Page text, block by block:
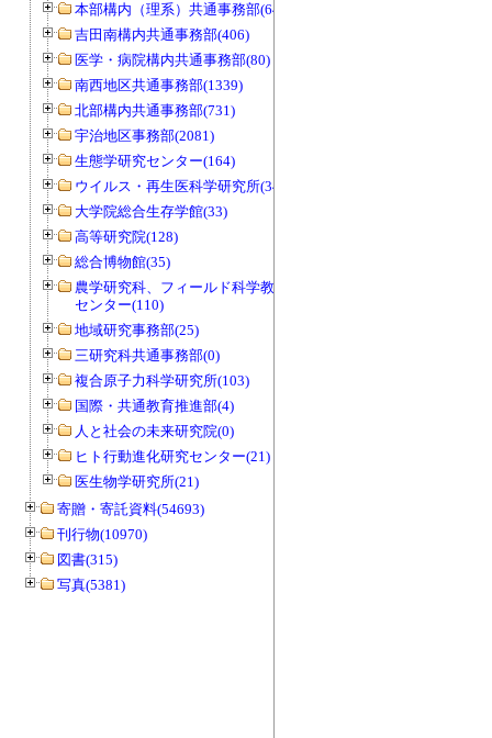
本部構内（理系）共通事務部(646)
吉田南構内共通事務部(406)
医学・病院構内共通事務部(80)
南西地区共通事務部(1339)
北部構内共通事務部(731)
宇治地区事務部(2081)
生態学研究センター(164)
ウイルス・再生医科学研究所(34)
大学院総合生存学館(33)
高等研究院(128)
総合博物館(35)
農学研究科、フィールド科学教育研究
センター(110)
地域研究事務部(25)
三研究科共通事務部(0)
複合原子力科学研究所(103)
国際・共通教育推進部(4)
人と社会の未来研究院(0)
ヒト行動進化研究センター(21)
医生物学研究所(21)
寄贈・寄託資料(54693)
刊行物(10970)
図書(315)
写真(5381)